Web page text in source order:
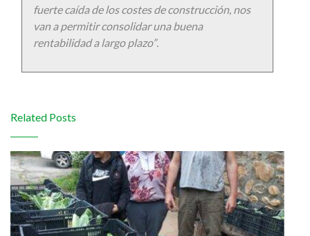
fuerte caída de los costes de construcción, nos
van a permitir consolidar una buena
rentabilidad a largo plazo”.
Related Posts